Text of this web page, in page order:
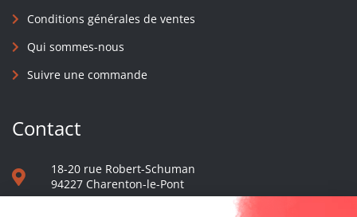
Conditions générales de ventes
Qui sommes-nous
Suivre une commande
Contact
18-20 rue Robert-Schuman
94227 Charenton-le-Pont